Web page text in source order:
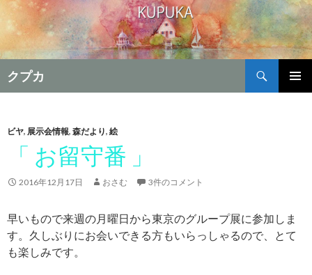
クプカ
索
ン
移
ビヤ, 展示会情報, 森だより, 絵
「 お留守番 」
2016年12月17日 おさむ 3件のコメント
早いもので来週の月曜日から東京のグループ展に参加しま
す。久しぶりにお会いできる方もいらっしゃるので、とて
も楽しみです。